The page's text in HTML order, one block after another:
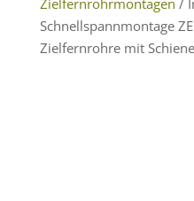
Zielfernrohrmontagen /
Schnellspannmontage
Zielfernrohre mit Schiene